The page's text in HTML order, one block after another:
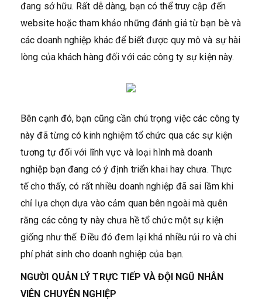
đang sở hữu. Rất dễ dàng, bạn có thể truy cập đến
website hoặc tham khảo những đánh giá từ bạn bè và
các doanh nghiệp khác để biết được quy mô và sự hài
lòng của khách hàng đối với các công ty sự kiện này.
Bên cạnh đó, bạn cũng cần chú trọng việc các công ty
này đã từng có kinh nghiệm tổ chức qua các sự kiện
tương tự đối với lĩnh vực và loại hình mà doanh
nghiệp bạn đang có ý định triển khai hay chưa. Thực
tế cho thấy, có rất nhiều doanh nghiệp đã sai lầm khi
chỉ lựa chọn dựa vào cảm quan bên ngoài mà quên
rằng các công ty này chưa hề tổ chức một sự kiện
giống như thế. Điều đó đem lại khá nhiều rủi ro và chi
phí phát sinh cho doanh nghiệp của bạn.
NGƯỜI QUẢN LÝ TRỰC TIẾP VÀ ĐỘI NGŨ NHÂN
VIÊN CHUYÊN NGHIỆP